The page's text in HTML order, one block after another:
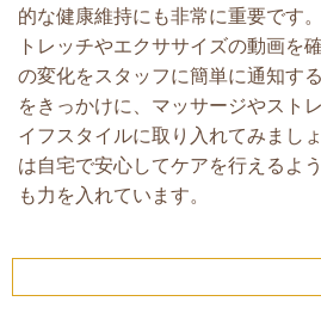
的な健康維持にも非常に重要です
トレッチやエクササイズの動画を
の変化をスタッフに簡単に通知す
をきっかけに、マッサージやスト
イフスタイルに取り入れてみまし
は自宅で安心してケアを行えるよ
も力を入れています。